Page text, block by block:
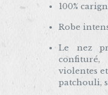
100%
Robe
Le nez
violentes
patchouli,